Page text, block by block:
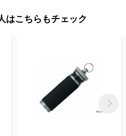
＞ 八
ップクラスの出荷量で、食物繊維や
く含み、健康食材としても注目を
も呼ばれ、葉・茎・根を丸ごと食
ゃきとした歯ざわりとほのかな苦
はこちらもチェック